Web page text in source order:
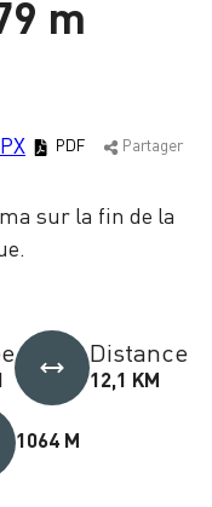
m
PDF Partager
sur la fin de la
Distance
12,1 KM
1064 M